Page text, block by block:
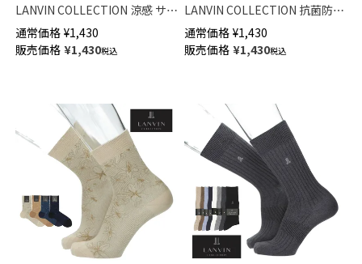
LANVIN COLLECTION 涼感 サラ
っとした加工糸使用 抗菌防臭
ダイヤモンド メッシュ スニー
カー丈 カジュアル ソックス メ
通常価格 ¥1,430
販売価格 ¥1,430税込
LANVIN COLLECTION 抗菌防臭
千鳥格子切替 Hiゲージ ミドル
丈 カジュアル ソックス メンズ
02412145
通常価格 ¥1,430
販売価格 ¥1,430税込